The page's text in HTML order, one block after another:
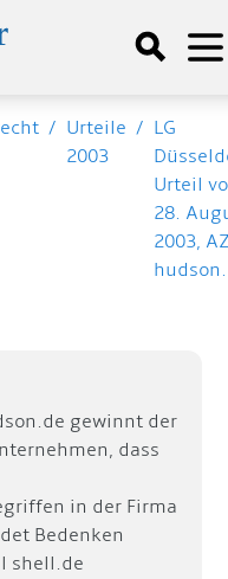
/ Urteile
2003
/ LG
Urteil
28.
2003,
gewinnt der
dass
in der Firma
Bedenken
shell.de